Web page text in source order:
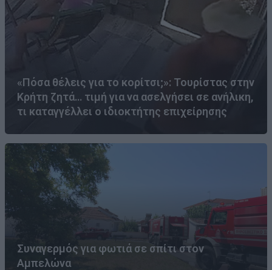
«Πόσα θέλεις για το κορίτσι;»: Τουρίστας στην
Κρήτη ζητά… τιμή για να ασελγήσει σε ανήλικη,
τι καταγγέλλει ο ιδιοκτήτης επιχείρησης
Συναγερμός για φωτιά σε σπίτι στον
Αμπελώνα